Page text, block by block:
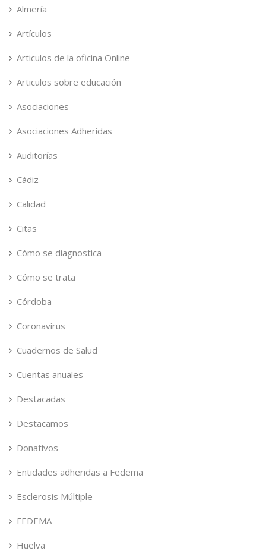
Almería
Artículos
Articulos de la oficina Online
Articulos sobre educación
Asociaciones
Asociaciones Adheridas
Auditorías
Cádiz
Calidad
Citas
Cómo se diagnostica
Cómo se trata
Córdoba
Coronavirus
Cuadernos de Salud
Cuentas anuales
Destacadas
Destacamos
Donativos
Entidades adheridas a Fedema
Esclerosis Múltiple
FEDEMA
Huelva